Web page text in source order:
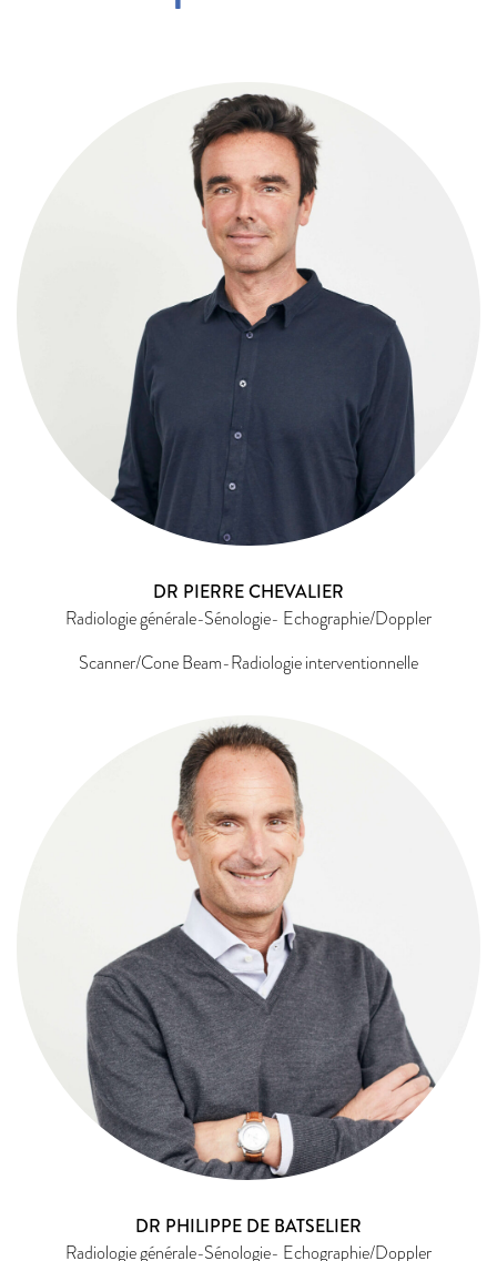
DR PIERRE CHEVALIER
Radiologie générale-Sénologie- Echographie/Doppler
Scanner/Cone Beam-Radiologie interventionnelle
DR PHILIPPE DE BATSELIER
Radiologie générale-Sénologie- Echographie/Doppler